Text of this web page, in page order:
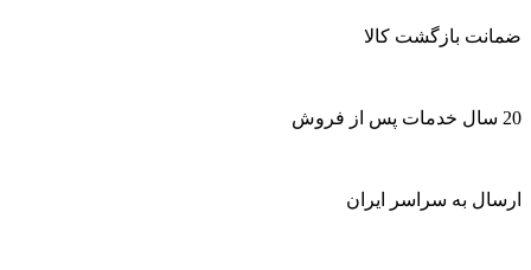
ضمانت بازگشت کالا
20 سال خدمات پس از فروش
ارسال به سراسر ایران